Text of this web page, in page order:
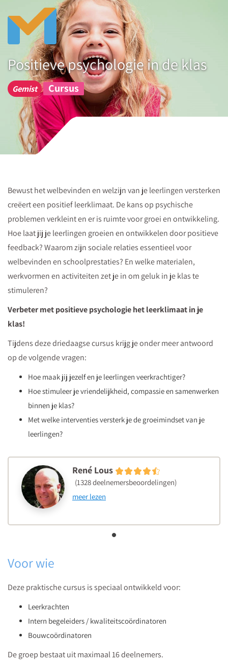
slinger
groeimindset
van
leerlingen
stimuleren
aan
een
positief
optimistisch
pedagogisch
klimaat
klas?
GRATIS
groeitaal.
Positieve psychologie in de klas
Gemist Cursus
Bewust het welbevinden en welzijn van je leerlingen versterken
creëert een positief leerklimaat. De kans op psychische
problemen verkleint en er is ruimte voor groei en ontwikkeling.
Hoe laat jij je leerlingen groeien en ontwikkelen door positieve
feedback? Waarom zijn sociale relaties essentieel voor
welbevinden en schoolprestaties? En welke materialen,
werkvormen en activiteiten zet je in om geluk in je klas te
stimuleren?
Verbeter met positieve psychologie het leerklimaat in je
klas!
Tijdens deze driedaagse cursus krijg je onder meer antwoord
op de volgende vragen:
Hoe maak jij jezelf en je leerlingen veerkrachtiger?
Hoe stimuleer je vriendelijkheid, compassie en samenwerken
binnen je klas?
Met welke interventies versterk je de groeimindset van je
leerlingen?
René Lous
(1328 deelnemersbeoordelingen)
meer lezen
Voor wie
Deze praktische cursus is speciaal ontwikkeld voor:
Leerkrachten
Intern begeleiders / kwaliteitscoördinatoren
Bouwcoördinatoren
De groep bestaat uit maximaal 16 deelnemers.